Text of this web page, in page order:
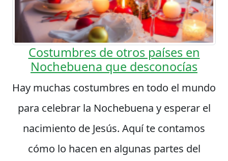
Costumbres de otros países en
Nochebuena que desconocías
Hay muchas costumbres en todo el mundo
para celebrar la Nochebuena y esperar el
nacimiento de Jesús. Aquí te contamos
cómo lo hacen en algunas partes del